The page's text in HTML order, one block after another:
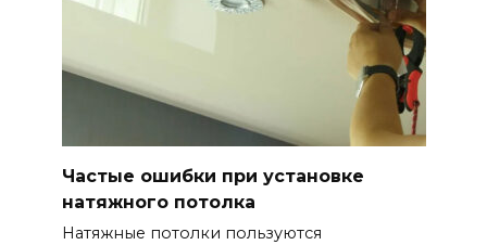
Частые ошибки при установке
натяжного потолка
Натяжные потолки пользуются